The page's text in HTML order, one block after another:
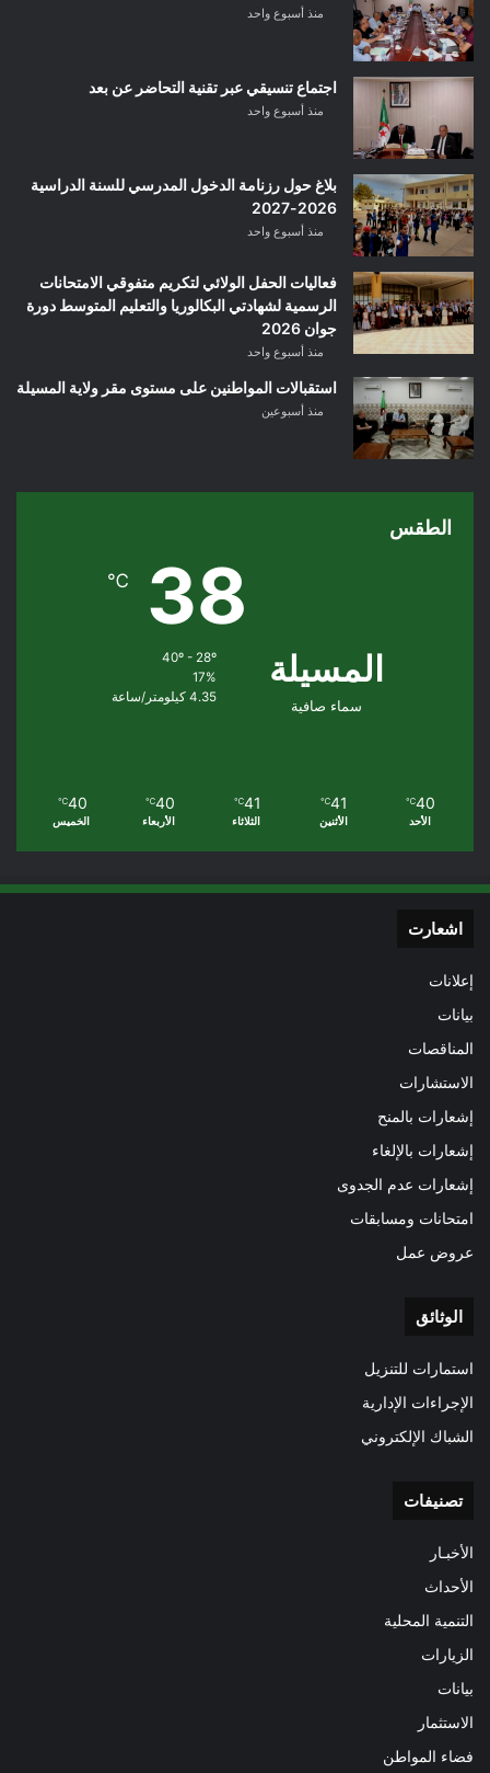
منذ أسبوع واحد
اجتماع تنسيقي عبر تقنية التحاضر عن بعد
منذ أسبوع واحد
بلاغ حول رزنامة الدخول المدرسي للسنة الدراسية
2026-2027
منذ أسبوع واحد
فعاليات الحفل الولائي لتكريم متفوقي الامتحانات
الرسمية لشهادتي البكالوريا والتعليم المتوسط دورة
جوان 2026
منذ أسبوع واحد
استقبالات المواطنين على مستوى مقر ولاية المسيلة
منذ أسبوعين
الطقس
المسيلة
سماء صافية
38
℃
40º - 28º
17%
4.35 كيلومتر/ساعة
40
℃
الأحد
41
℃
الأثنين
41
℃
الثلاثاء
40
℃
الأربعاء
40
℃
الخميس
اشعارت
إعلانات
بيانات
المناقصات
الاستشارات
إشعارات بالمنح
إشعارات بالإلغاء
إشعارات عدم الجدوى
امتحانات ومسابقات
عروض عمل
الوثائق
استمارات للتنزيل
الإجراءات الإدارية
الشباك الإلكتروني
تصنيفات
الأخبـار
الأحداث
التنمية المحلية
الزيارات
بيانات
الاستثمار
فضاء المواطن